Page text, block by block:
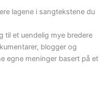
lagene i sangtekstene du
til et uendelig mye bredere
blogger og
egne meninger basert på et